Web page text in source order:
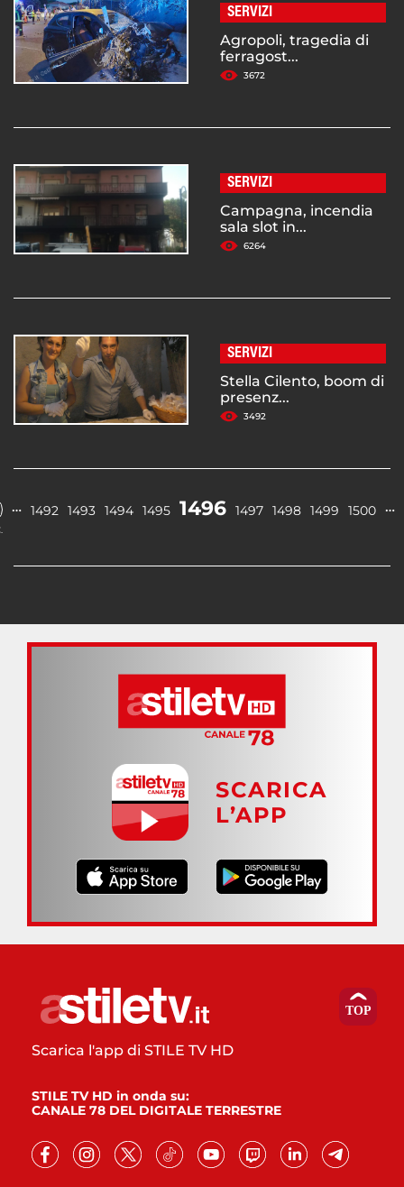
SERVIZI
Agropoli, tragedia di
ferragost...
3672
SERVIZI
Campagna, incendia
sala slot in...
6264
SERVIZI
Stella Cilento, boom di
presenz...
3492
… 1492 1493 1494 1495 1496 1497 1498 1499 1500 …
SCARICA
L’APP
Scarica l'app di STILE TV HD
STILE TV HD in onda su:
CANALE 78 DEL DIGITALE TERRESTRE